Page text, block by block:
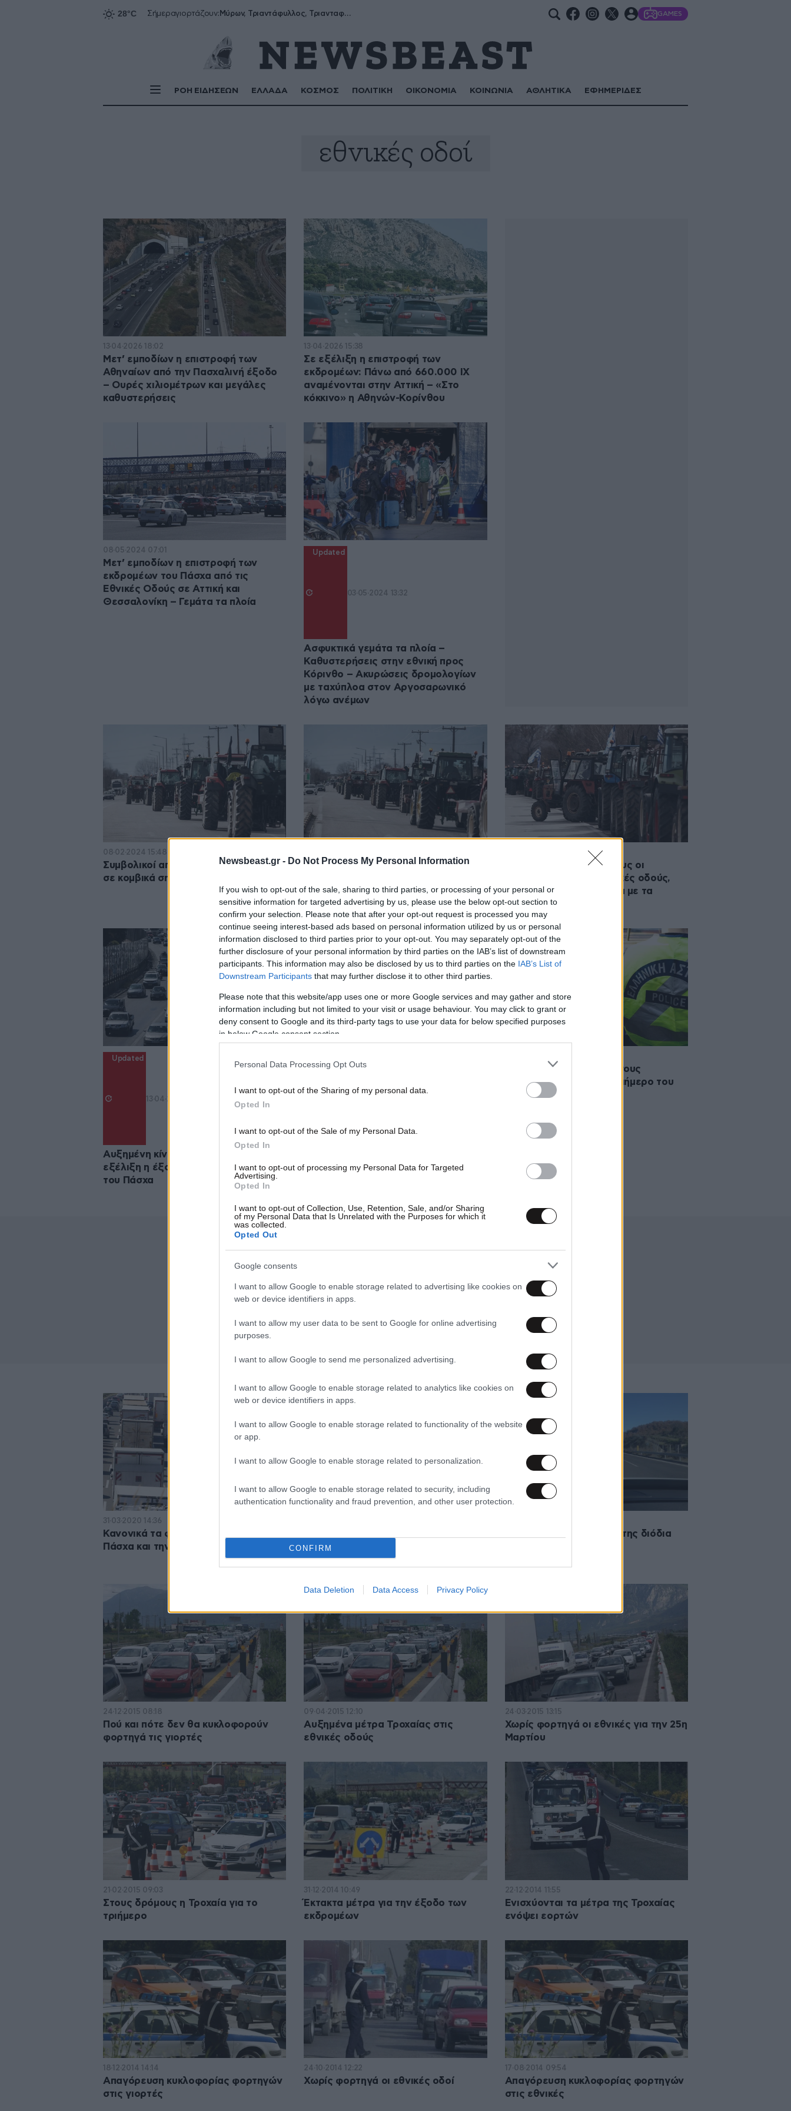
Newsbeast.gr - Do Not Process My Personal Information
If you wish to opt-out of the sale, sharing to third parties, or processing of your personal or
sensitive information for targeted advertising by us, please use the below opt-out section to
confirm your selection. Please note that after your opt-out request is processed you may
continue seeing interest-based ads based on personal information utilized by us or personal
information disclosed to third parties prior to your opt-out. You may separately opt-out of the
further disclosure of your personal information by third parties on the IAB’s list of downstream
participants. This information may also be disclosed by us to third parties on the IAB’s List of
Downstream Participants that may further disclose it to other third parties.
Please note that this website/app uses one or more Google services and may gather and store
information including but not limited to your visit or usage behaviour. You may click to grant or
deny consent to Google and its third-party tags to use your data for below specified purposes
in below Google consent section.
Personal Data Processing Opt Outs
I want to opt-out of the Sharing of my personal data.
Opted In
I want to opt-out of the Sale of my Personal Data.
Opted In
I want to opt-out of processing my Personal Data for Targeted
Advertising.
Opted In
I want to opt-out of Collection, Use, Retention, Sale, and/or Sharing
of my Personal Data that Is Unrelated with the Purposes for which it
was collected.
Opted Out
Google consents
I want to allow Google to enable storage related to advertising like cookies on
web or device identifiers in apps.
I want to allow my user data to be sent to Google for online advertising
purposes.
I want to allow Google to send me personalized advertising.
I want to allow Google to enable storage related to analytics like cookies on
web or device identifiers in apps.
I want to allow Google to enable storage related to functionality of the website
or app.
I want to allow Google to enable storage related to personalization.
I want to allow Google to enable storage related to security, including
authentication functionality and fraud prevention, and other user protection.
CONFIRM
Data Deletion Data Access Privacy Policy
Σήμεραγιορτάζουν: Μύρων, Τριαντάφυλλος, Τριανταφυλλιά, Φυλλιώ, Ρόζα GAMES
ΡΟΗ ΕΙΔΗΣΕΩΝ ΕΛΛΑΔΑ ΚΟΣΜΟΣ ΠΟΛΙΤΙΚΗ ΟΙΚΟΝΟΜΙΑ ΚΟΙΝΩΝΙΑ ΑΘΛΗΤΙΚΑ ΕΦΗΜΕΡΙΔΕΣ
εθνικές οδοί
13·04·2026 18:02
Μετ’ εμποδίων η επιστροφή των
Αθηναίων από την Πασχαλινή έξοδο
– Ουρές χιλιομέτρων και μεγάλες
καθυστερήσεις
13·04·2026 15:38
Σε εξέλιξη η επιστροφή των
εκδρομέων: Πάνω από 660.000 ΙΧ
αναμένονται στην Αττική – «Στο
κόκκινο» η Αθηνών-Κορίνθου
08·05·2024 07:01
Μετ’ εμποδίων η επιστροφή των
εκδρομέων του Πάσχα από τις
Εθνικές Οδούς σε Αττική και
Θεσσαλονίκη – Γεμάτα τα πλοία
Updated
03·05·2024 13:32
Ασφυκτικά γεμάτα τα πλοία –
Καθυστερήσεις στην εθνική προς
Κόρινθο – Ακυρώσεις δρομολογίων
με ταχύπλοα στον Αργοσαρωνικό
λόγω ανέμων
08·02·2024 15:48
Συμβολικοί αποκλεισμοί και σήμερα
σε κομβικά σημεία των εθνικών οδών
Σκληραίνουν τη στάση τους οι
Ποια σημεία θα κλείσουν από Τετάρτη
Πήραν τις αποφάσεις τους οι
αγρότες: Κλείνουν εθνικές οδούς,
κατεβαίνουν στην Αθήνα με τα
τρακτέρ
Updated
13·04·2023 16:15
Αυξημένη κίνηση στα διόδια: Σε
εξέλιξη η έξοδος των εκδρομέων
του Πάσχα
Μεγάλη Εβδομάδα με μπλόκα στα
υποχρεωτικά self test στο Δημόσιο
Πρόστιμα περιμένουν όσους
κινούνται στη ΛΕΑ το τριήμερο του
Αγίου Πνεύματος
31·03·2020 14:36
Κανονικά τα φορτηγά στις εθνικές το
Πάσχα και την Πρωτομαγιά
τα δημοσιεύματα για την ταλαιπωρία
των οδηγών το Πάσχα
Φυτά στη μέση της γεμάτης διόδια
24·12·2015 08:18
Πού και πότε δεν θα κυκλοφορούν
φορτηγά τις γιορτές
09·04·2015 12:10
Αυξημένα μέτρα Τροχαίας στις
εθνικές οδούς
24·03·2015 13:15
Χωρίς φορτηγά οι εθνικές για την 25η
Μαρτίου
21·02·2015 09:03
Στους δρόμους η Τροχαία για το
τριήμερο
31·12·2014 10:49
Έκτακτα μέτρα για την έξοδο των
εκδρομέων
22·12·2014 11:55
Ενισχύονται τα μέτρα της Τροχαίας
ενόψει εορτών
18·12·2014 14:14
Απαγόρευση κυκλοφορίας φορτηγών
στις γιορτές
24·10·2014 12:22
Χωρίς φορτηγά οι εθνικές οδοί
17·08·2014 09:54
Απαγόρευση κυκλοφορίας φορτηγών
στις εθνικές